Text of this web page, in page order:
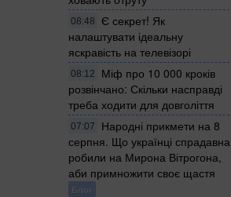
08:48
Є секрет! Як
налаштувати ідеальну
яскравість на телевізорі
08:12
Міф про 10 000 кроків
розвінчано: Скільки насправді
треба ходити для довголіття
07:07
Народні прикмети на 8
серпня. Що українці спрадавна
робили на Мирона Вітрогона,
аби примножити своє щастя
Блог